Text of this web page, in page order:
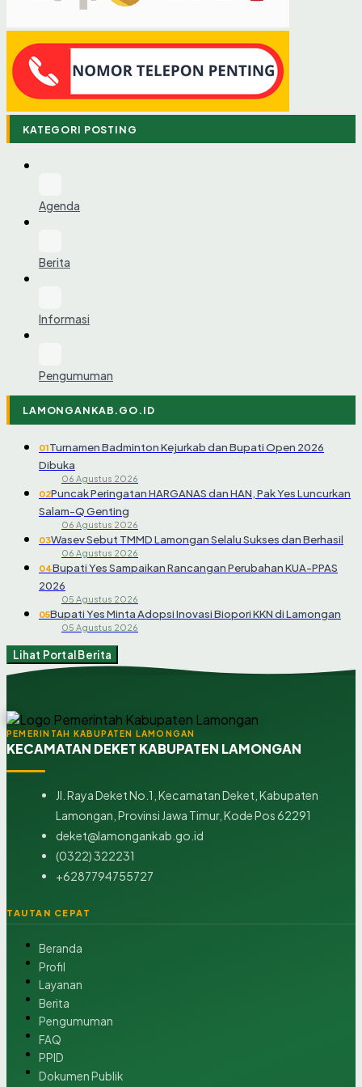
KATEGORI POSTING
Agenda
Berita
Informasi
Pengumuman
LAMONGANKAB.GO.ID
01Turnamen Badminton Kejurkab dan Bupati Open 2026
Dibuka
06 Agustus 2026
02Puncak Peringatan HARGANAS dan HAN, Pak Yes Luncurkan
Salam-Q Genting
06 Agustus 2026
03Wasev Sebut TMMD Lamongan Selalu Sukses dan Berhasil
06 Agustus 2026
04Bupati Yes Sampaikan Rancangan Perubahan KUA-PPAS
2026
05 Agustus 2026
05Bupati Yes Minta Adopsi Inovasi Biopori KKN di Lamongan
05 Agustus 2026
Lihat Portal Berita
PEMERINTAH KABUPATEN LAMONGAN
KECAMATAN DEKET KABUPATEN LAMONGAN
Jl. Raya Deket No.1, Kecamatan Deket, Kabupaten
Lamongan, Provinsi Jawa Timur, Kode Pos 62291
deket@lamongankab.go.id
(0322) 322231
+6287794755727
TAUTAN CEPAT
Beranda
Profil
Layanan
Berita
Pengumuman
FAQ
PPID
Dokumen Publik